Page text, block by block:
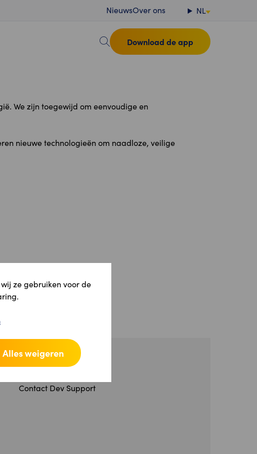
ze gebruiken voor de
Alles weigeren
NieuwsOver ons NL
Download de app
We zijn toegewijd om eenvoudige en
nieuwe technologieën om naadloze, veilige
ONTWIKKELAAR
Contact Dev Support